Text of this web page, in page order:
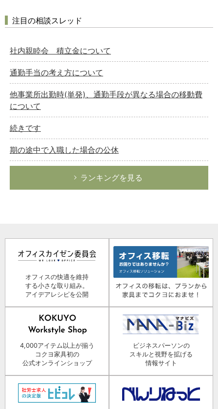
注目の相談スレッド
社内親睦会 積立金について
通勤手当の考え方について
他事業所出勤時(単発)、通勤手段が異なる場合の移動費
について
続きです
期の途中で入職した場合の公休
ランキングを見る
オフィスの快適を維持
する小さな取り組み。
アイデアレシピを公開
4,000アイテム以上が揃う
コクヨ家具初の
公式オンラインショップ
ビジネスパーソンの
スキルと視野を拡げる
情報サイト